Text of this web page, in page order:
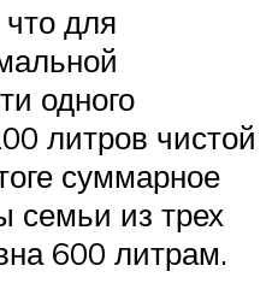
для
одного
литров чистой
суммарное
семьи из трех
600 литрам.